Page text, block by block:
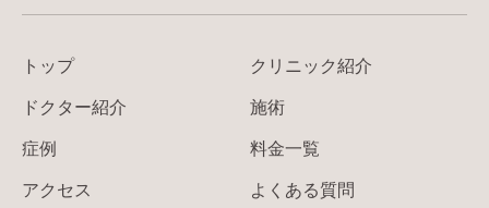
トップ
クリニック紹介
ドクター紹介
施術
症例
料金一覧
アクセス
よくある質問